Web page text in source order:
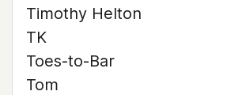
Timothy Helton
TK
Toes-to-Bar
Tom